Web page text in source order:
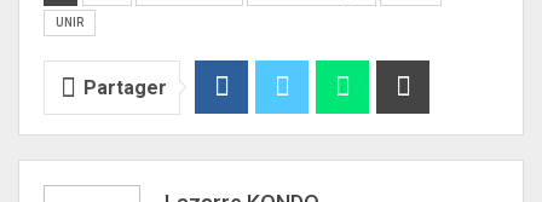
UNIR
Partager